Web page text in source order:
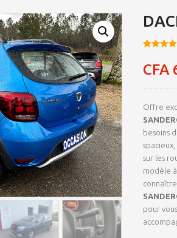
sur 5
basé
CFA
Offre
besoins
sur les
modèle
pour